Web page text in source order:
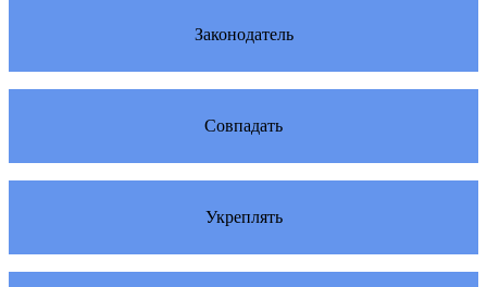
Законодатель
Совпадать
Укреплять